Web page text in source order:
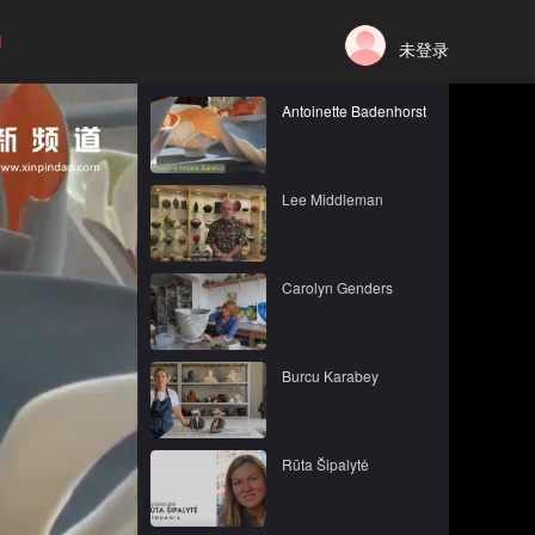
未登录
Antoinette Badenhorst
Lee Middleman
Carolyn Genders
Burcu Karabey
Rūta Šipalytė